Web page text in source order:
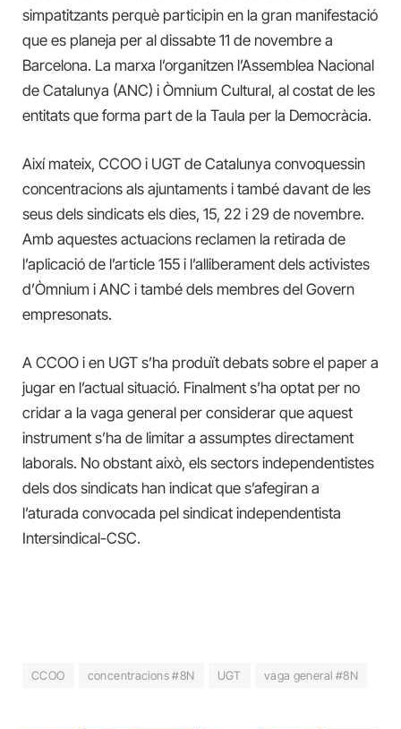
simpatitzants perquè participin en la gran manifestació
que es planeja per al dissabte 11 de novembre a
Barcelona. La marxa l’organitzen l’Assemblea Nacional
de Catalunya (ANC) i Òmnium Cultural, al costat de les
entitats que forma part de la Taula per la Democràcia.
Així mateix, CCOO i UGT de Catalunya convoquessin
concentracions als ajuntaments i també davant de les
seus dels sindicats els dies, 15, 22 i 29 de novembre.
Amb aquestes actuacions reclamen la retirada de
l’aplicació de l’article 155 i l’alliberament dels activistes
d’Òmnium i ANC i també dels membres del Govern
empresonats.
A CCOO i en UGT s’ha produït debats sobre el paper a
jugar en l’actual situació. Finalment s’ha optat per no
cridar a la vaga general per considerar que aquest
instrument s’ha de limitar a assumptes directament
laborals. No obstant això, els sectors independentistes
dels dos sindicats han indicat que s’afegiran a
l’aturada convocada pel sindicat independentista
Intersindical-CSC.
CCOO concentracions #8N UGT vaga general #8N